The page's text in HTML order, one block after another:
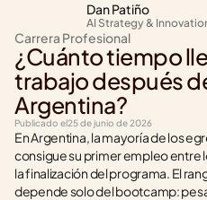
Dan Patiño
AI Strategy &
Carrera Profesional
¿Cuánto tiempo
trabajo después
Argentina?
Publicado el25 de junio de 2026
En Argentina, la mayoría de los
consigue su primer empleo entre
la finalización del programa. El
depende solo del bootcamp: